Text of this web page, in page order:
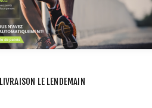
LIVRAISON LE LENDEMAIN